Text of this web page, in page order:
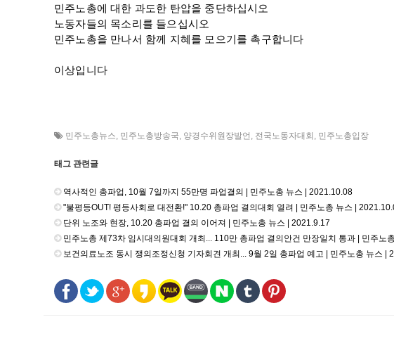
민주노총에 대한 과도한 탄압을 중단하십시오
노동자들의 목소리를 들으십시오
민주노총을 만나서 함께 지혜를 모으기를 촉구합니다
이상입니다
민주노총뉴스, 민주노총방송국, 양경수위원장발언 , 전국노동자대회 , 민주노총입장
태그 관련글
역사적인 총파업, 10월 7일까지 55만명 파업결의 | 민주노총 뉴스 | 2021.10.08
"불평등OUT! 평등사회로 대전환!" 10.20 총파업 결의대회 열려 | 민주노총 뉴스 |
단위 노조와 현장, 10.20 총파업 결의 이어져 | 민주노총 뉴스 | 2021.9.17
민주노총 제73차 임시대의원대회 개최... 110만 총파업 결의안건 만장일치 통과 | 민주노
보건의료노조 동시 쟁의조정신청 기자회견 개최... 9월 2일 총파업 예고 | 민주노총 뉴스 |